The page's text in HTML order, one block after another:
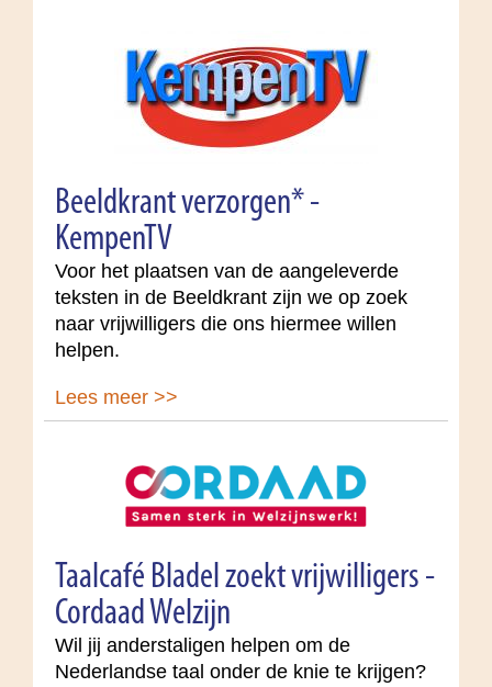
Beeldkrant verzorgen* -
KempenTV
Voor het plaatsen van de aangeleverde
teksten in de Beeldkrant zijn we op zoek
naar vrijwilligers die ons hiermee willen
helpen.
Lees meer >>
Taalcafé Bladel zoekt vrijwilligers -
Cordaad Welzijn
Wil jij anderstaligen helpen om de
Nederlandse taal onder de knie te krijgen?